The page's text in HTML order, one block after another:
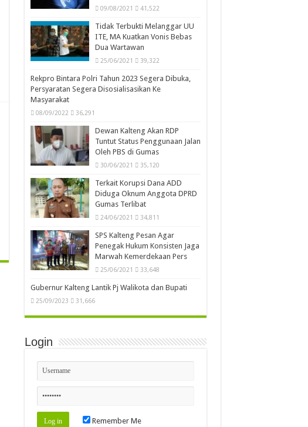
09/08/2021 41,522
Tidak Terbukti Melanggar UU
ITE, MA Kuatkan Vonis Bebas
Dua Wartawan
25/06/2021 39,322
Rekpro Bintara Polri Tahun 2023 Segera Dibuka,
Persyaratan Segera Disosialisasikan Ke
Masyarakat
08/09/2022 36,291
Dewan Kalteng Akan RDP
Tuntut Status Penggunaan Jalan
Oleh PBS di Gumas
30/06/2021 35,120
Terkait Korupsi Dana ADD
Diduga Oknum Anggota DPRD
Gumas Terlibat
24/06/2021 34,811
SPS Kalteng Pesan Agar
Penegak Hukum Konsisten Jaga
Marwah Kemerdekaan Pers
25/06/2021 33,648
Gubernur Kalteng Lantik Pj Walikota dan Bupati
25/09/2023 31,666
Login
Remember Me